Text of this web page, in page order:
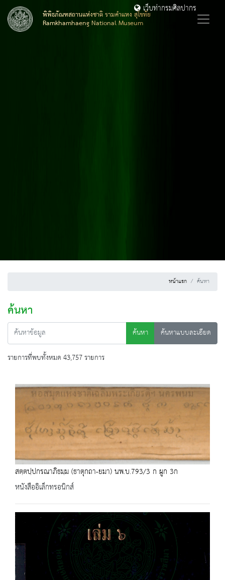
พิพิธภัณฑสถานแห่งชาติ รามคำแหง สุโขทัย
Ramkhamhaeng National Museum
เว็บท่ากรมศิลปากร
หน้าแรก ค้นหา
ค้นหา
ค้นหา
ค้นหาแบบละเอียด
รายการที่พบทั้งหมด 43,757 รายการ
สตฺตปฺปกรณาภิธมฺม (ธาตุกถา-ยมา) นพ.บ.793/3 ก ผูก 3ก
หนังสืออิเล็กทรอนิกส์